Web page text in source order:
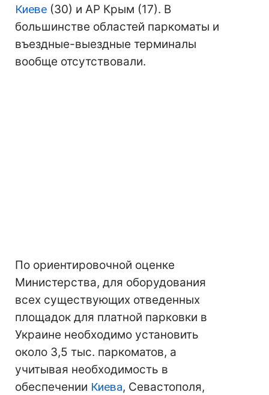
Киеве (30) и АР Крым (17). В
большинстве областей паркоматы и
въездные-выездные терминалы
вообще отсутствовали.
По ориентировочной оценке
Министерства, для оборудования
всех существующих отведенных
площадок для платной парковки в
Украине необходимо установить
около 3,5 тыс. паркоматов, а
учитывая необходимость в
обеспечении Киева, Севастополя,